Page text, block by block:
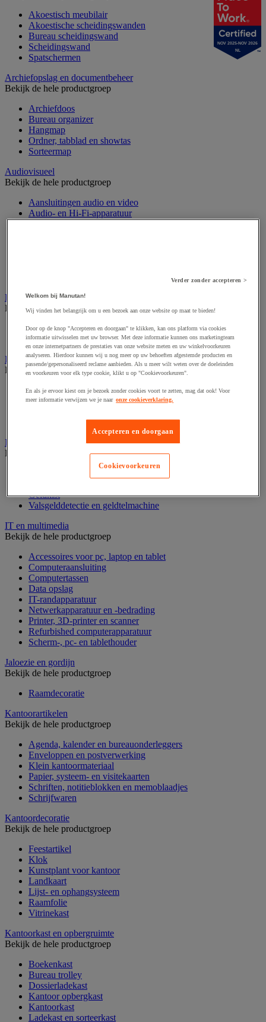
Akoestisch meubilair
Akoestische scheidingswanden
Bureau scheidingswand
Scheidingswand
Spatschermen
Archiefopslag en documentbeheer
Bekijk de hele productgroep
Archiefdoos
Bureau organizer
Hangmap
Ordner, tabblad en showtas
Sorteermap
Audiovisueel
Bekijk de hele productgroep
Aansluitingen audio en video
Audio- en Hi-Fi-apparatuur
Dynamisch en interactief weergavesysteem
Bewegwijzering en aanduidingsborden
Bekijk de hele productgroep
Deurnaambord
Pictogram
Folderrek en -houder
Bekijk de hele productgroep
Folderrek
Mobiel folderrek
Wandfolderhouder
Inname en beheer van geld
Bekijk de hele productgroep
Geldkist
Valsgelddetectie en geldtelmachine
IT en multimedia
Bekijk de hele productgroep
Accessoires voor pc, laptop en tablet
Computeraansluiting
Computertassen
Data opslag
IT-randapparatuur
Netwerkapparatuur en -bedrading
Printer, 3D-printer en scanner
Refurbished computerapparatuur
Scherm-, pc- en tablethouder
Jaloezie en gordijn
Bekijk de hele productgroep
Raamdecoratie
Kantoorartikelen
Bekijk de hele productgroep
Agenda, kalender en bureauonderleggers
Enveloppen en postverwerking
Klein kantoormateriaal
Papier, systeem- en visitekaarten
Schriften, notitieblokken en memoblaadjes
Schrijfwaren
Kantoordecoratie
Bekijk de hele productgroep
Feestartikel
Klok
Kunstplant voor kantoor
Landkaart
Lijst- en ophangsysteem
Raamfolie
Vitrinekast
Kantoorkast en opbergruimte
Bekijk de hele productgroep
Boekenkast
Bureau trolley
Dossierladekast
Kantoor opbergkast
Kantoorkast
Ladekast en sorteerkast
NOV 2025-NOV 2026
NL
Verder zonder accepteren >
Welkom bij Manutan!
Wij vinden het belangrijk om u een bezoek aan onze website op maat te bieden!
Door op de knop "Accepteren en doorgaan" te klikken, kan ons platform via cookies
informatie uitwisselen met uw browser. Met deze informatie kunnen ons marketingteam
en onze internetpartners de prestaties van onze website meten en uw winkelvoorkeuren
analyseren. Hierdoor kunnen wij u nog meer op uw behoeften afgestemde producten en
passende/gepersonaliseerd reclame aanbieden. Als u meer wilt weten over de doeleinden
en voorkeuren voor elk type cookie, klikt u op "Cookievoorkeuren".
En als je ervoor kiest om je bezoek zonder cookies voort te zetten, mag dat ook! Voor
meer informatie verwijzen we je naar onze cookieverklaring.
Accepteren en doorgaan
Cookievoorkeuren